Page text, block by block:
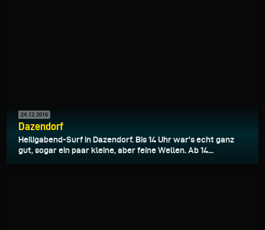
24.12.2016
Dazendorf
Heiligabend-Surf in Dazendorf. Bis 14 Uhr war's echt ganz
gut, sogar ein paar kleine, aber feine Wellen. Ab 14...